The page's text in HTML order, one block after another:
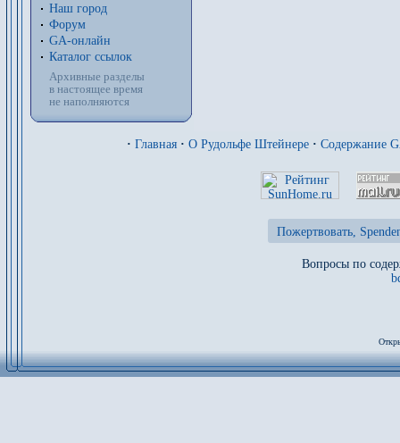
Наш город
Форум
GA-онлайн
Каталог ссылок
Архивные разделы
в настоящее время
не наполняются
· Главная · О Рудольфе Штейнере · Содержание
Пожертвовать,
Вопросы по